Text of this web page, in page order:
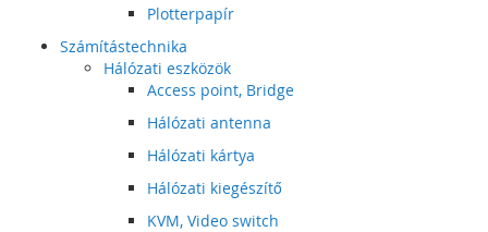
Plotterpapír
Számítástechnika
Hálózati eszközök
Access point, Bridge
Hálózati antenna
Hálózati kártya
Hálózati kiegészítő
KVM, Video switch